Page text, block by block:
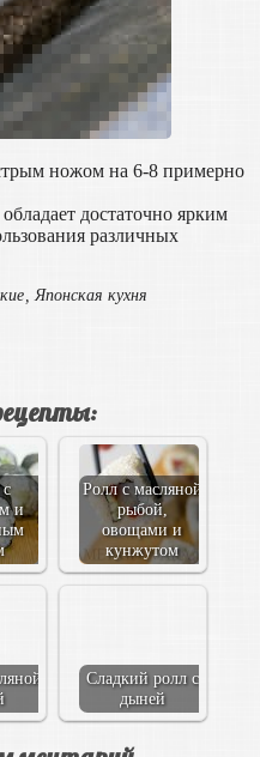
ножом на 6-8 примерно
достаточно ярким
различных
,Японская кухня
и
Ролл с масляной
рыбой,
овощами и
кунжутом
Сладкий ролл с
дыней